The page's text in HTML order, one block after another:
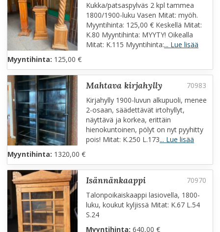
Kukka/patsaspylväs 2 kpl tammea
1800/1900-luku Vasen Mitat: myöh.
Myyntihinta: 125,00 € Keskellä Mitat:
K.80 Myyntihinta: MYYTY! Oikealla
Mitat: K.115 Myyntihinta:... Lue lisää
Myyntihinta: 125,00 €
mahtava kirjahylly
Kirjahylly 1900-luvun alkupuoli, menee
2-osaan, säädettävät irtohyllyt,
näyttävä ja korkea, erittäin
hienokuntoinen, pölyt on nyt pyyhitty
pois! Mitat: K.250 L.173... Lue lisää
Myyntihinta: 1320,00 €
isännänkaappi
Talonpoikaiskaappi lasiovella, 1800-
luku, koukut kyljissä Mitat: K.67 L.54
S.24
Myyntihinta: 640,00 €